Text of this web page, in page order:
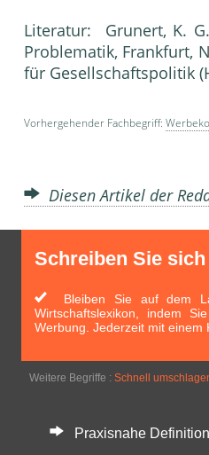
Literatur: Grunert, K.
Proble­matik, Frankfurt,
für Gesellschaftspolitik
Vorhergehender Fachbegriff:
Diesen Artikel der
Schreiben Sie
Bleiben Sie auf dem
Wirtschaftslexikon, indem
Werbung. Jederzeit mit einem
Weitere Begriffe : Schnell
Praxisnahe